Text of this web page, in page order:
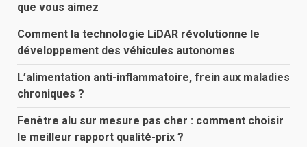
que vous aimez
Comment la technologie LiDAR révolutionne le
développement des véhicules autonomes
L’alimentation anti-inflammatoire, frein aux maladies
chroniques ?
Fenêtre alu sur mesure pas cher : comment choisir
le meilleur rapport qualité-prix ?